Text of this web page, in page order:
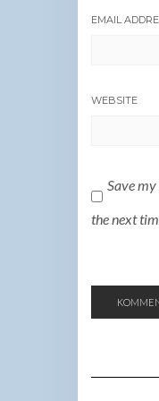
EMAIL
WEBSITE
Save
the next